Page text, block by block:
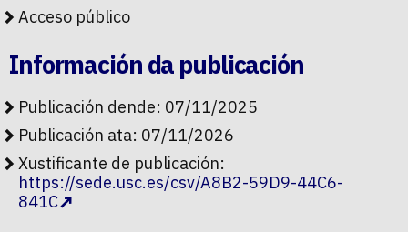
Acceso público
Información da publicación
Publicación dende: 07/11/2025
Publicación ata: 07/11/2026
Xustificante de publicación:
https://sede.usc.es/csv/A8B2-59D9-44C6-
841C